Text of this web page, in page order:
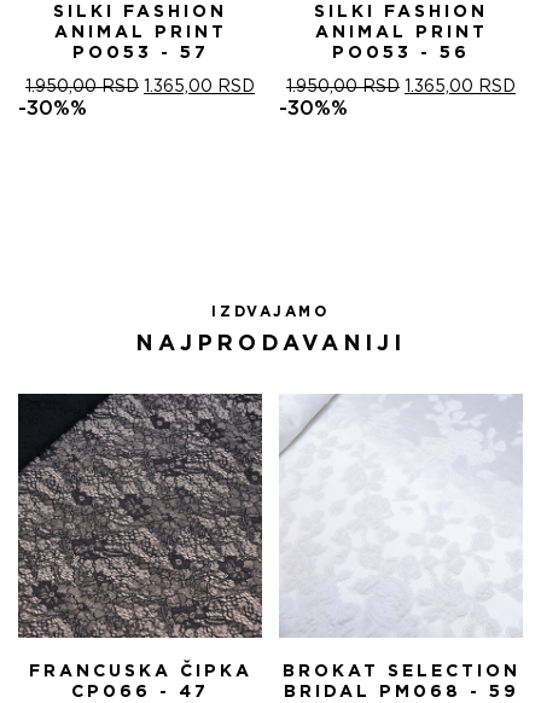
SILKI FASHION
ANIMAL PRINT
PO053 - 57
1.950,00RSD ОРИГИНАЛНА
1.365,00 RSD ТРЕНУТНА
ЦЕНА
-30%%
SILKI FASHION
ANIMAL PRINT
PO053 - 56
1.950,00RSD ОРИГИНАЛНА
1.365,00 RSD
-30%%
IZDVAJAMO
NAJPRODAVANIJI
FRANCUSKA ČIPKA
CP066 - 47
BROKAT SELECTION
BRIDAL PM068 - 59